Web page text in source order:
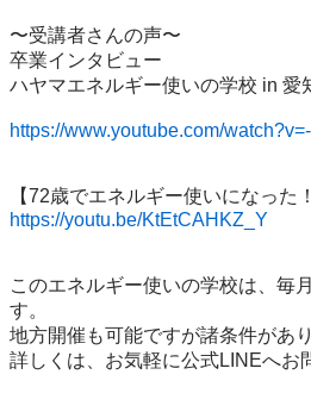
〜受講者さんの声〜
卒業インタビュー
ハヤマエネルギー使いの学校 in 愛
https://www.youtube.com/
https://youtu.be/KtEtCAHKZ_Y
このエネルギー使いの学校は、毎
す。
地方開催も可能ですが諸条件があり
詳しくは、お気軽に公式LINEへお